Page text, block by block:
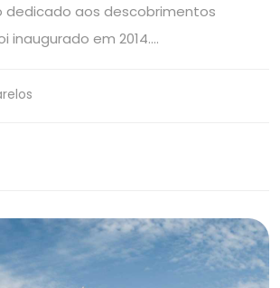
aos descobrimentos
inaugurado em 2014.…